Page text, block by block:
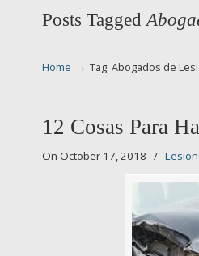
Posts Tagged
Home → Tag: Abogados de
12 Cosas Para
On October 17, 2018 /